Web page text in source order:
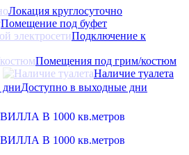
Локация круглосуточно
Помещение под буфет
Подключение к
Помещения под грим/костюм
Наличие туалета
Доступно в выходные дни